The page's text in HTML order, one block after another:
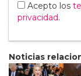
Acepto los
privacidad.
Noticias